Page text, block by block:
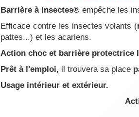
Barrière à Insectes® empêche les
Efficace contre les insectes volants (
pattes...) et les acariens.
Action choc et barrière protectrice
Prêt à l'emploi, il trouvera sa place
Usage intérieur et extérieur.